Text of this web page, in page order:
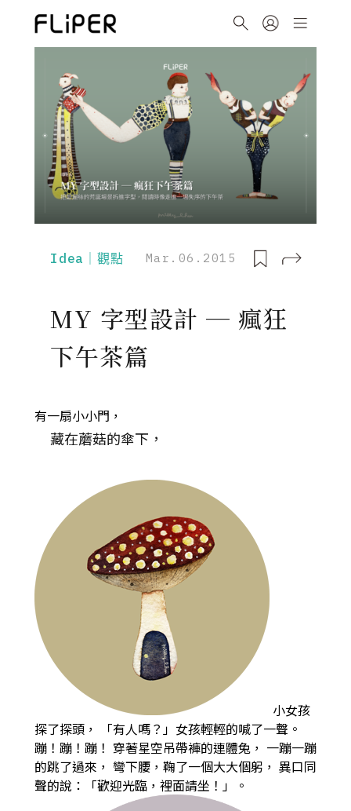
Idea｜觀點 Mar.06.2015
MY 字型設計 ─ 瘋狂
下午茶篇
有一扇小小門，
藏在蘑菇的傘下，
小女孩
探了探頭，
「有人嗎？」女孩輕輕的喊了一聲。
蹦！蹦！蹦！ 穿著星空吊帶褲的連體兔， 一蹦一蹦
的跳了過來， 彎下腰，鞠了一個大大個躬， 異口同
聲的說：「歡迎光臨，裡面請坐！」。